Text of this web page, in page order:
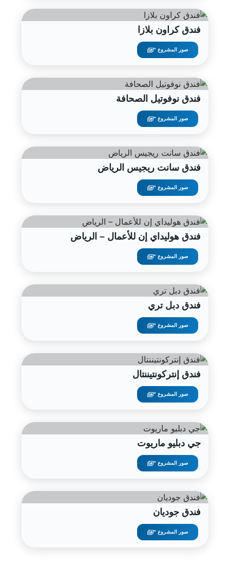
فندق كراون بلازا
صور المشروع "
فندق نوفوتيل الصحافة
صور المشروع "
فندق سانت ريجيس الرياض
صور المشروع "
فندق هوليداي إن للأعمال – الرياض
صور المشروع "
فندق دبل تري
صور المشروع "
فندق إنتركونتيننتال
صور المشروع "
جي دبليو ماريوت
صور المشروع "
فندق جوديان
صور المشروع "